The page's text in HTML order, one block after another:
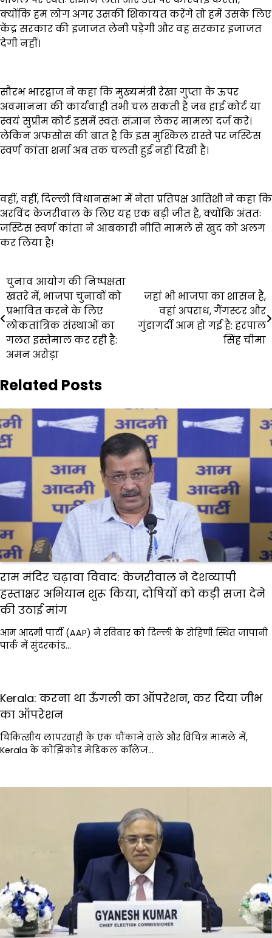
क्योंकि हम लोग अगर उसकी शिकायत करेंगे तो हमें उसके लिए
केंद्र सरकार की इजाजत लेनी पड़ेगी और वह सरकार इजाजत
देगी नहीं।
सौरभ भारद्वाज ने कहा कि मुख्यमंत्री रेखा गुप्ता के ऊपर
अवमानना की कार्यवाही तभी चल सकती है जब हाई कोर्ट या
स्वयं सुप्रीम कोर्ट इसमें स्वतः संज्ञान लेकर मामला दर्ज करे।
लेकिन अफसोस की बात है कि इस मुश्किल रास्ते पर जस्टिस
स्वर्ण कांता शर्मा अब तक चलती हुई नहीं दिखी हैं।
वहीं, वहीं, दिल्ली विधानसभा में नेता प्रतिपक्ष आतिशी ने कहा कि
अरविंद केजरीवाल के लिए यह एक बड़ी जीत है, क्योंकि अंततः
जस्टिस स्वर्ण कांता ने आबकारी नीति मामले से खुद को अलग
कर लिया है!
Post
navigation
चुनाव आयोग की निष्पक्षता
खतरे में, भाजपा चुनावों को
प्रभावित करने के लिए
लोकतांत्रिक संस्थाओं का
गलत इस्तेमाल कर रही है:
अमन अरोड़ा
जहां भी भाजपा का शासन है,
वहां अपराध, गैंगस्टर और
गुंडागर्दी आम हो गई है: हरपाल
सिंह चीमा
Related Posts
राम मंदिर चढ़ावा विवाद: केजरीवाल ने देशव्यापी
हस्ताक्षर अभियान शुरू किया, दोषियों को कड़ी सजा देने
की उठाई मांग
आम आदमी पार्टी (AAP) ने रविवार को दिल्ली के रोहिणी स्थित जापानी
पार्क में सुंदरकांड…
Kerala: करना था ऊँगली का ऑपरेशन, कर दिया जीभ
का ऑपरेशन
चिकित्सीय लापरवाही के एक चौंकाने वाले और विचित्र मामले में,
Kerala के कोझिकोड मेडिकल कॉलेज…